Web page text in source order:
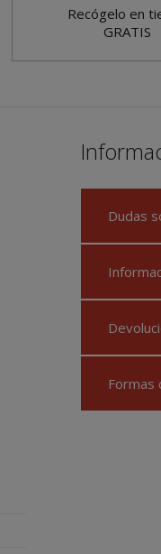
Recógelo en
GRATIS
Dudas
Formas